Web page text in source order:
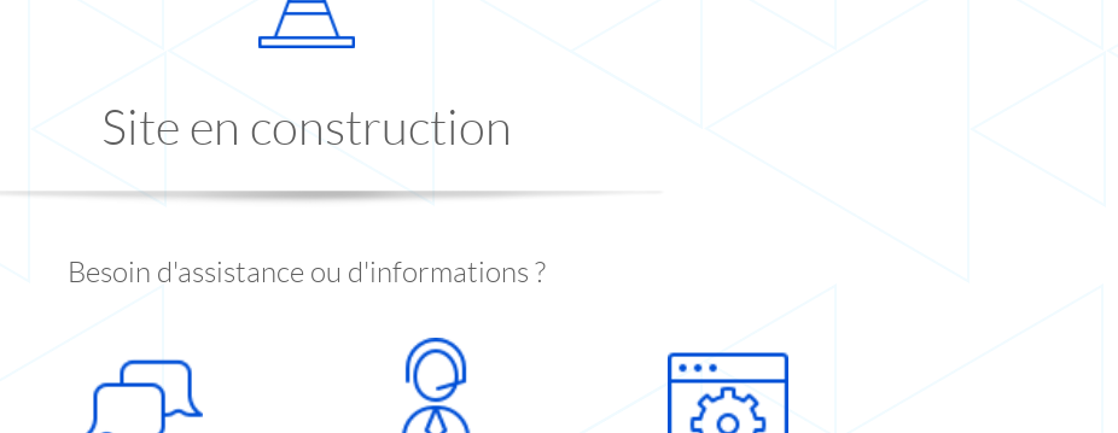
Site en construction
Besoin d'assistance ou d'informations ?